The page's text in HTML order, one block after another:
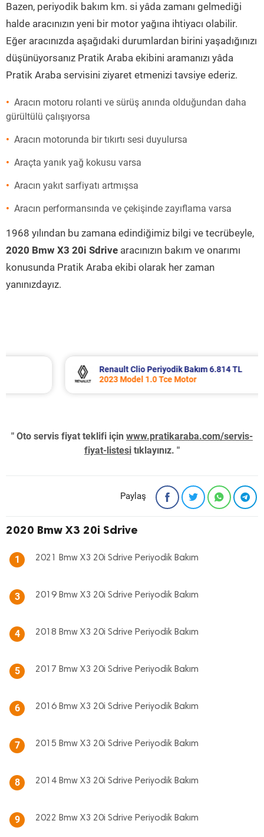
Bazen, periyodik bakım km. si yâda zamanı gelmediği
halde aracınızın yeni bir motor yağına ihtiyacı olabilir.
Eğer aracınızda aşağıdaki durumlardan birini yaşadığınızı
düşünüyorsanız Pratik Araba ekibini aramanızı yâda
Pratik Araba servisini ziyaret etmenizi tavsiye ederiz.
Aracın motoru rolanti ve sürüş anında olduğundan daha
gürültülü çalışıyorsa
Aracın motorunda bir tıkırtı sesi duyulursa
Araçta yanık yağ kokusu varsa
Aracın yakıt sarfiyatı artmışsa
Aracın performansında ve çekişinde zayıflama varsa
1968 yılından bu zamana edindiğimiz bilgi ve tecrübeyle,
2020 Bmw X3 20i Sdrive aracınızın bakım ve onarımı
konusunda Pratik Araba ekibi olarak her zaman
yanınızdayız.
Renault Clio Periyodik Bakım 6.814 TL
2023 Model 1.0 Tce Motor
" Oto servis fiyat teklifi için www.pratikaraba.com/servis-
fiyat-listesi tıklayınız. "
Paylaş
2020 Bmw X3 20i Sdrive
1 2021 Bmw X3 20i Sdrive Periyodik Bakım
3 2019 Bmw X3 20i Sdrive Periyodik Bakım
4 2018 Bmw X3 20i Sdrive Periyodik Bakım
5 2017 Bmw X3 20i Sdrive Periyodik Bakım
6 2016 Bmw X3 20i Sdrive Periyodik Bakım
7 2015 Bmw X3 20i Sdrive Periyodik Bakım
8 2014 Bmw X3 20i Sdrive Periyodik Bakım
9 2022 Bmw X3 20i Sdrive Periyodik Bakım